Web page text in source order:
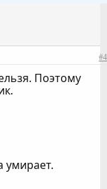
#4
Поэтому
умирает.